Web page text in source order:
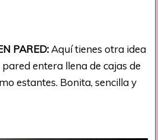
PARED: Aquí tienes otra idea
entera llena de cajas de
estantes. Bonita, sencilla y